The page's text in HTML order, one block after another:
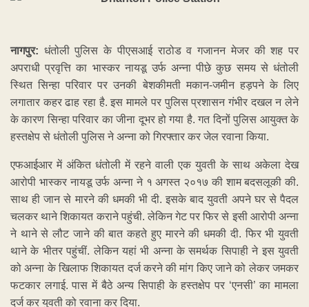
नागपुर: धंतोली पुलिस के पीएसआई राठोड व गजानन मेजर की शह पर
अपराधी प्रवृत्ति का भास्कर नायडू उर्फ अन्ना पीछे कुछ समय से धंतोली
स्थित सिन्हा परिवार पर उनकी बेशकीमती मकान-जमीन हड़पने के लिए
लगातार कहर ढाह रहा है. इस मामले पर पुलिस प्रशासन गंभीर दखल न लेने
के कारण सिन्हा परिवार का जीना दूभर हो गया है. गत दिनों पुलिस आयुक्त के
हस्तक्षेप से धंतोली पुलिस ने अन्ना को गिरफ्तार कर जेल रवाना किया.
एफआईआर में अंकित धंतोली में रहने वाली एक युवती के साथ अकेला देख
आरोपी भास्कर नायडू उर्फ अन्ना ने १ अगस्त २०१७ की शाम बदसलूकी की.
साथ ही जान से मारने की धमकी भी दी. इसके बाद युवती अपने घर से पैदल
चलकर थाने शिकायत कराने पहुंची. लेकिन गेट पर फिर से इसी आरोपी अन्ना
ने थाने से लौट जाने की बात कहते हुए मारने की धमकी दी. फिर भी युवती
थाने के भीतर पहुंचीं. लेकिन यहां भी अन्ना के समर्थक सिपाही ने इस युवती
को अन्ना के खिलाफ शिकायत दर्ज करने की मांग किए जाने को लेकर जमकर
फटकार लगाई. पास में बैठे अन्य सिपाही के हस्तक्षेप पर ‘एनसी’ का मामला
दर्ज कर युवती को रवाना कर दिया.